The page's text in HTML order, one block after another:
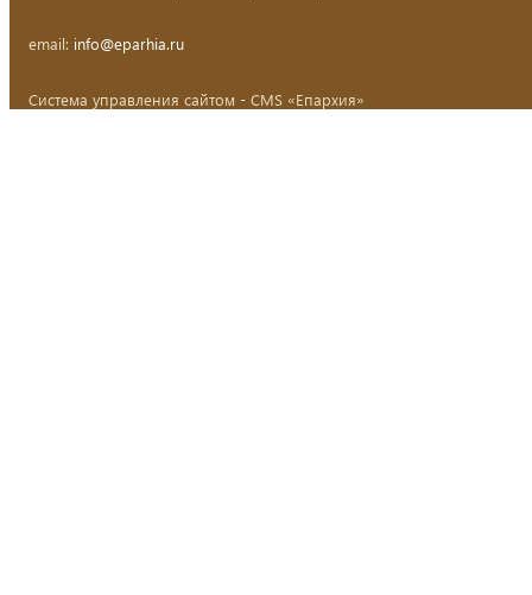
email: info@eparhia.ru
Система управления сайтом - CMS «Епархия»